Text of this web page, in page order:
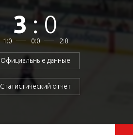
3 :0
1:0 0:0 2:0
Официальные данные
Статистический отчет